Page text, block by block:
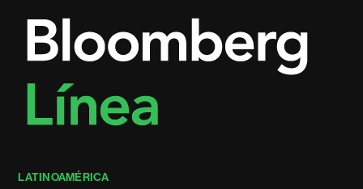
LATINOAMÉRICA